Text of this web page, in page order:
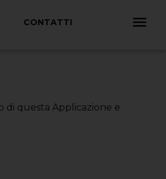
CONTATTI
di questa Applicazione e